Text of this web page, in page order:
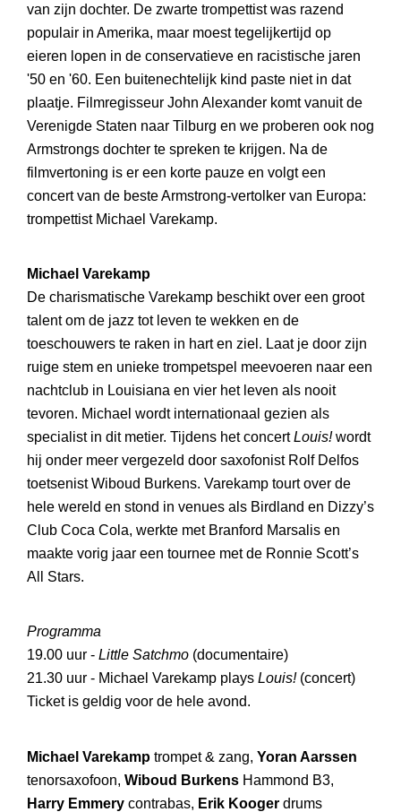
van zijn dochter. De zwarte trompettist was razend
populair in Amerika, maar moest tegelijkertijd op
eieren lopen in de conservatieve en racistische jaren
'50 en '60. Een buitenechtelijk kind paste niet in dat
plaatje. Filmregisseur John Alexander komt vanuit de
Verenigde Staten naar Tilburg en we proberen ook nog
Armstrongs dochter te spreken te krijgen. Na de
filmvertoning is er een korte pauze en volgt een
concert van de beste Armstrong-vertolker van Europa:
trompettist Michael Varekamp.
Michael Varekamp
De charismatische Varekamp beschikt over een groot
talent om de jazz tot leven te wekken en de
toeschouwers te raken in hart en ziel. Laat je door zijn
ruige stem en unieke trompetspel meevoeren naar een
nachtclub in Louisiana en vier het leven als nooit
tevoren. Michael wordt internationaal gezien als
specialist in dit metier. Tijdens het concertLouis!wordt
hij onder meer vergezeld door saxofonist Rolf Delfos
toetsenist Wiboud Burkens. Varekamp tourt over de
hele wereld en stond in venues als Birdland en Dizzy’s
Club Coca Cola, werkte met Branford Marsalis en
maakte vorig jaar een tournee met de Ronnie Scott’s
All Stars.
Programma
19.00 uur - Little Satchmo (documentaire)
21.30 uur - Michael Varekamp plays Louis!(concert)
Ticket is geldig voor de hele avond.
Michael Varekamp trompet & zang, Yoran Aarssen
tenorsaxofoon, Wiboud Burkens Hammond B3,
Harry Emmery contrabas, Erik Kooger drums